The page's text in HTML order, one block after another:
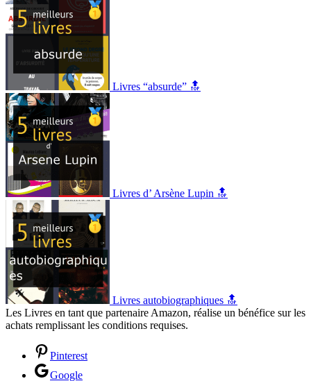
Livres “absurde” 🔝
Livres d’ Arsène Lupin 🔝
Livres autobiographiques 🔝
Les Livres en tant que partenaire Amazon, réalise un bénéfice sur les
achats remplissant les conditions requises.
Pinterest
Google